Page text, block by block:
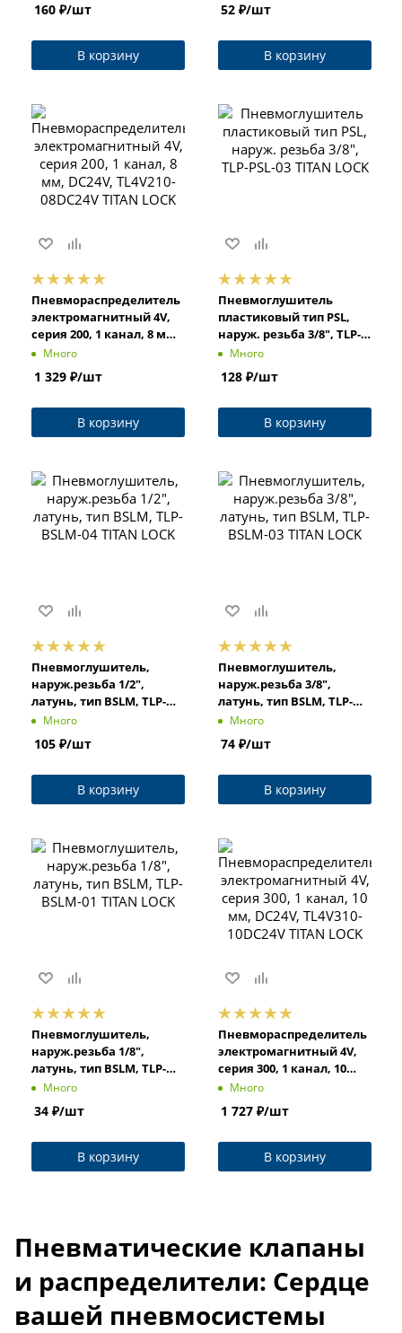
160 ₽/шт
В корзину
52 ₽/шт
В корзину
Пневмораспределитель
электромагнитный 4V,
серия 200, 1 канал, 8 мм,
DC24V, TL4V210-08DC24V
TITAN LOCK
Много
1 329 ₽/шт
В корзину
Пневмоглушитель
пластиковый тип PSL,
наруж. резьба 3/8", TLP-
PSL-03 TITAN LOCK
Много
128 ₽/шт
В корзину
Пневмоглушитель,
наруж.резьба 1/2",
латунь, тип BSLM, TLP-
BSLM-04 TITAN LOCK
Много
105 ₽/шт
В корзину
Пневмоглушитель,
наруж.резьба 3/8",
латунь, тип BSLM, TLP-
BSLM-03 TITAN LOCK
Много
74 ₽/шт
В корзину
Пневмоглушитель,
наруж.резьба 1/8",
латунь, тип BSLM, TLP-
BSLM-01 TITAN LOCK
Много
34 ₽/шт
В корзину
Пневмораспределитель
электромагнитный 4V,
серия 300, 1 канал, 10
мм, DC24V, TL4V310-
10DC24V TITAN LOCK
Много
1 727 ₽/шт
В корзину
Пневматические клапаны
и распределители: Сердце
вашей пневмосистемы